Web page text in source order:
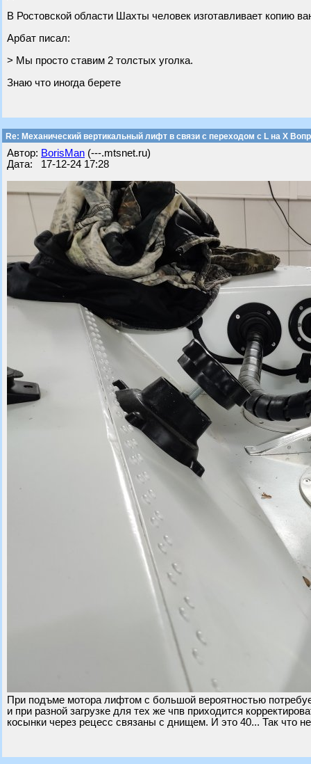
В Ростовской области Шахты человек изготавливает копию
Арбат писал:
> Мы просто ставим 2 толстых уголка.
Знаю что иногда берете
Re: Механический вертикальный лифт в связи с переходом с L на Х
Автор: BorisMan (---.mtsnet.ru)
Дата: 17-12-24 17:28
При подъме мотора лифтом с большой вероятностью
и при разной загрузке для тех же чпв приходится
косынки через рецесс связаны с днищем. И это 40... Так что